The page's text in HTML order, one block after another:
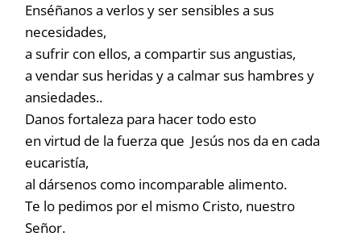
Enséñanos a verlos y ser sensibles a sus
necesidades,
a sufrir con ellos, a compartir sus angustias,
a vendar sus heridas y a calmar sus hambres y
ansiedades..
Danos fortaleza para hacer todo esto
en virtud de la fuerza que Jesús nos da en cada
eucaristía,
al dársenos como incomparable alimento.
Te lo pedimos por el mismo Cristo, nuestro
Señor.